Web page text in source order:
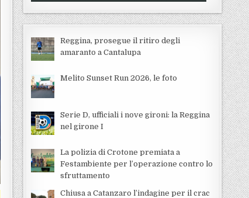
Reggina, prosegue il ritiro degli
amaranto a Cantalupa
Melito Sunset Run 2026, le foto
Serie D, ufficiali i nove gironi: la Reggina
nel girone I
La polizia di Crotone premiata a
Festambiente per l’operazione contro lo
sfruttamento
Chiusa a Catanzaro l’indagine per il crac